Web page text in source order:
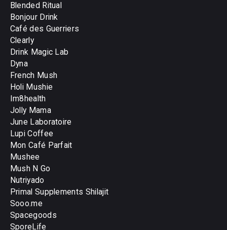
Blended Ritual
Bonjour Drink
Café des Guerriers
Clearly
Drink Magic Lab
Dyna
French Mush
Holi Mushie
Im8health
Jolly Mama
June Laboratoire
Lupi Coffee
Mon Café Parfait
Mushee
Mush N Go
Nutriyado
Primal Supplements Shilajit
Sooo.me
Spacegoods
SporeLife